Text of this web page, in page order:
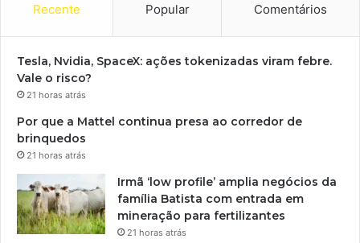
Recente Popular Comentários
Tesla, Nvidia, SpaceX: ações tokenizadas viram febre.
Vale o risco?
21 horas atrás
Por que a Mattel continua presa ao corredor de
brinquedos
21 horas atrás
Irmã ‘low profile’ amplia negócios da
família Batista com entrada em
mineração para fertilizantes
21 horas atrás